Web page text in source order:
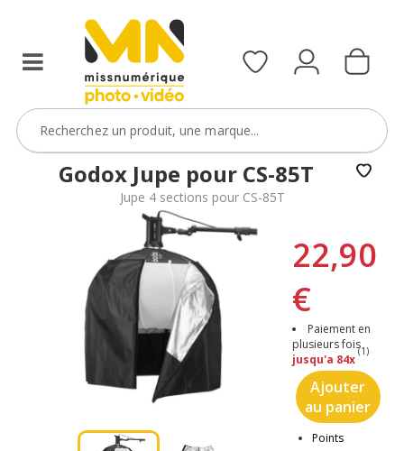
Godox Jupe pour CS-85T
Jupe 4 sections pour CS-85T
22,90
€
Paiement en
plusieurs fois
jusqu'a 84x
(1)
Ajouter
au panier
Points